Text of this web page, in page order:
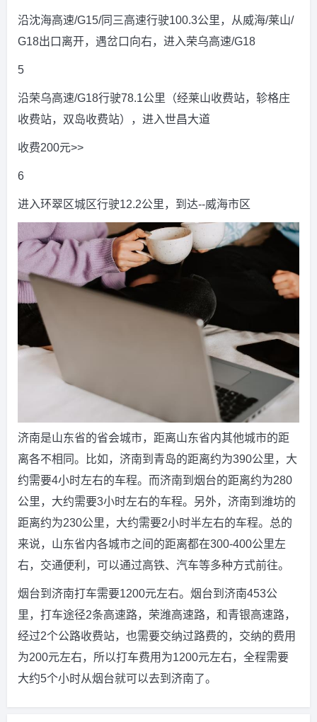
沿沈海高速/G15/同三高速行驶100.3公里，从威海/莱山/
G18出口离开，遇岔口向右，进入荣乌高速/G18
5
沿荣乌高速/G18行驶78.1公里（经莱山收费站，轸格庄
收费站，双岛收费站），进入世昌大道
收费200元>>
6
进入环翠区城区行驶12.2公里，到达--威海市区
济南是山东省的省会城市，距离山东省内其他城市的距
离各不相同。比如，济南到青岛的距离约为390公里，大
约需要4小时左右的车程。而济南到烟台的距离约为280
公里，大约需要3小时左右的车程。另外，济南到潍坊的
距离约为230公里，大约需要2小时半左右的车程。总的
来说，山东省内各城市之间的距离都在300-400公里左
右，交通便利，可以通过高铁、汽车等多种方式前往。
烟台到济南打车需要1200元左右。烟台到济南453公
里，打车途径2条高速路，荣潍高速路，和青银高速路，
经过2个公路收费站，也需要交纳过路费的，交纳的费用
为200元左右，所以打车费用为1200元左右，全程需要
大约5个小时从烟台就可以去到济南了。